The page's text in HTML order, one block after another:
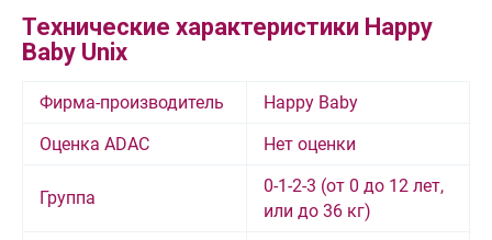
Технические характеристики Happy
Baby Unix
Фирма-производитель
Happy Baby
Оценка ADAC
Нет оценки
Группа
0-1-2-3 (от 0 до 12 лет,
или до 36 кг)